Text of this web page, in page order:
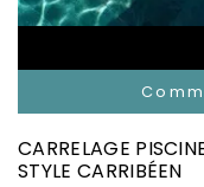
CARRELAGE
STYLE CARRIBÉEN